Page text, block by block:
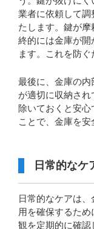
業者に依頼して
たします。鍵が
終的には金庫が開
ます。これを防ぐ
最後に、金庫の
が適切に収納さ
除いておくと安心
ことで、金庫を安
日常的なケ
日常的なケアは
用を確保するた
観を定期的に確